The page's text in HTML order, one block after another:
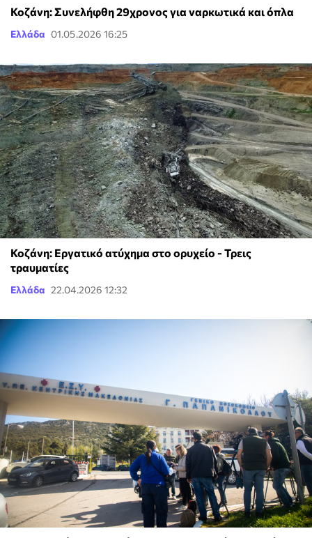
Κοζάνη: Συνελήφθη 29χρονος για ναρκωτικά και όπλα
Ελλάδα 01.05.2026 16:25
Κοζάνη: Εργατικό ατύχημα στο ορυχείο - Τρεις
τραυματίες
Ελλάδα 22.04.2026 12:32